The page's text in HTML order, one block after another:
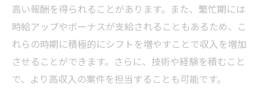
高い報酬を得られることがあります。また、繁忙期には
時給アップやボーナスが支給されることもあるため、こ
れらの時期に積極的にシフトを増やすことで収入を増加
させることができます。さらに、技術や経験を積むこと
で、より高収入の案件を担当することも可能です。